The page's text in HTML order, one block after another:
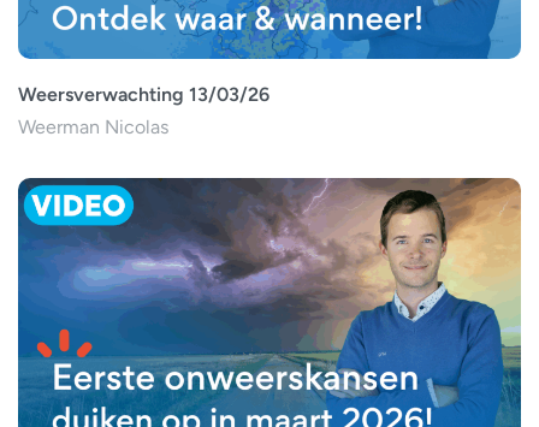
Weersverwachting 13/03/26
Weerman Nicolas